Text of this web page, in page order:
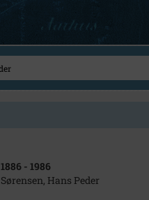
1886 - 1986
Sørensen, Hans Peder